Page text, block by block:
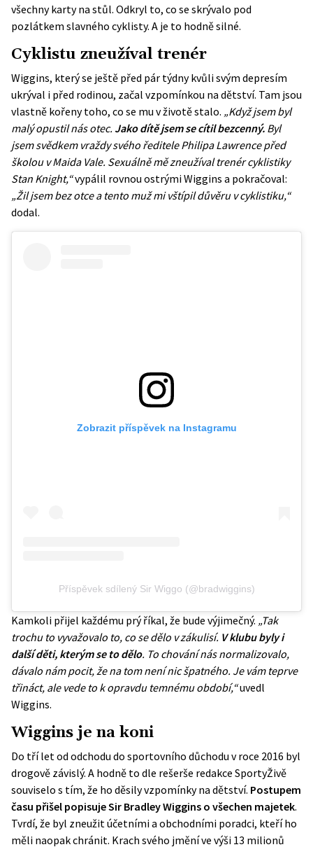
všechny karty na stůl. Odkryl to, co se skrývalo pod
pozlátkem slavného cyklisty. A je to hodně silné.
Cyklistu zneužíval trenér
Wiggins, který se ještě před pár týdny kvůli svým depresím
ukrýval i před rodinou, začal vzpomínkou na dětství. Tam jsou
vlastně kořeny toho, co se mu v životě stalo. „Když jsem byl
malý opustil nás otec. Jako dítě jsem se cítil bezcenný. Byl
jsem svědkem vraždy svého ředitele Philipa Lawrence před
školou v Maida Vale. Sexuálně mě zneužíval trenér cyklistiky
Stan Knight,“vypálil rovnou ostrými Wiggins a pokračoval:
„Žil jsem bez otce a tento muž mi vštípil důvěru v cyklistiku,“
dodal.
Zobrazit příspěvek na Instagramu
Příspěvek sdílený Sir Wiggo (@bradwiggins)
Kamkoli přijel každému prý říkal, že bude výjimečný. „Tak
trochu to vyvažovalo to, co se dělo v zákulisí. V klubu byly i
další děti, kterým se to dělo. To chování nás normalizovalo,
dávalo nám pocit, že na tom není nic špatného. Je vám teprve
třináct, ale vede to k opravdu temnému období,“uvedl
Wiggins.
Wiggins je na koni
Do tří let od odchodu do sportovního důchodu v roce 2016 byl
drogově závislý. A hodně to dle rešerše redakce SportyŽivě
souviselo s tím, že ho děsily vzpomínky na dětství. Postupem
času přišel popisuje Sir Bradley Wiggins o všechen majetek.
Tvrdí, že byl zneužit účetními a obchodními poradci, kteří ho
měli naopak chránit. Krach svého jmění ve výši 13 milionů